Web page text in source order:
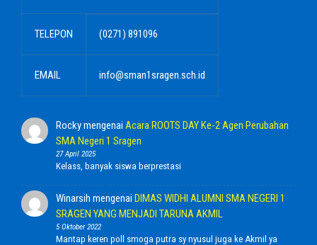
TELEPON (0271) 891096
EMAIL info@sman1sragen.sch.id
Rockymengenai Acara ROOTS DAY Ke-2 Agen Perubahan
SMA Negeri 1 Sragen
27 April 2025
Kelass, banyak siswa berprestasi
Winarsih mengenai DIMAS WIDHI ALUMNI SMA NEGERI 1
SRAGEN YANG MENJADI TARUNA AKMIL
5 Oktober 2022
Mantap keren poll smoga putra sy nyusul juga ke Akmil ya